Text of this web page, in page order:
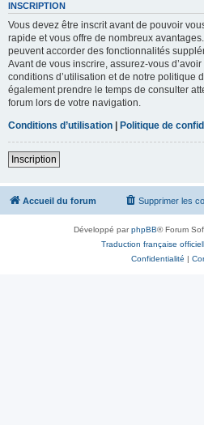
INSCRIPTION
Vous devez être inscrit avant de pouvoir
rapide et vous offre de nombreux
peuvent accorder des fonctionnalités
Avant de vous inscrire, assurez-vous
conditions d’utilisation et de notre politique
également prendre le temps de consulter
forum lors de votre navigation.
Conditions d’utilisation | Politique de
Inscription
Accueil du forum Supprimer les
Développé parphpBB® Forum
Traduction française
Confidentialité |